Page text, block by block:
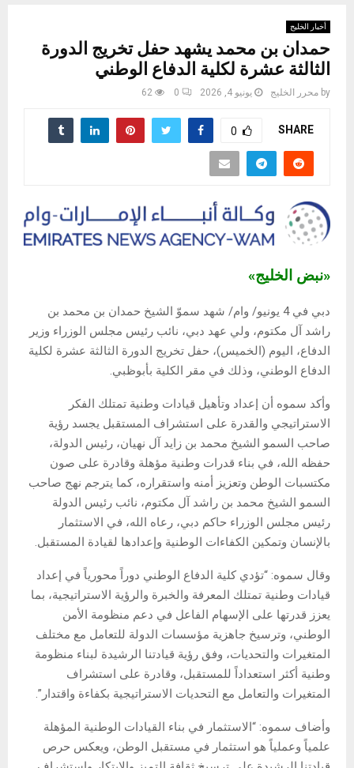
أخبار الخليج
حمدان بن محمد يشهد حفل تخريج الدورة
الثالثة عشرة لكلية الدفاع الوطني
by محرر الخليج يونيو 4, 2026 0
62
SHARE
0
«نبض الخليج»
دبي في 4 يونيو/ وام/ شهد سموّ الشيخ حمدان بن محمد بن
راشد آل مكتوم، ولي عهد دبي، نائب رئيس مجلس الوزراء وزير
الدفاع، اليوم (الخميس)، حفل تخريج الدورة الثالثة عشرة لكلية
الدفاع الوطني، وذلك في مقر الكلية بأبوظبي.
وأكد سموه أن إعداد وتأهيل قيادات وطنية تمتلك الفكر
الاستراتيجي والقدرة على استشراف المستقبل يجسد رؤية
صاحب السمو الشيخ محمد بن زايد آل نهيان، رئيس الدولة،
حفظه الله، في بناء قدرات وطنية مؤهلة وقادرة على صون
مكتسبات الوطن وتعزيز أمنه واستقراره، كما يترجم نهج صاحب
السمو الشيخ محمد بن راشد آل مكتوم، نائب رئيس الدولة
رئيس مجلس الوزراء حاكم دبي، رعاه الله، في الاستثمار
بالإنسان وتمكين الكفاءات الوطنية وإعدادها لقيادة المستقبل.
وقال سموه: “تؤدي كلية الدفاع الوطني دوراً محورياً في إعداد
قيادات وطنية تمتلك المعرفة والخبرة والرؤية الاستراتيجية، بما
يعزز قدرتها على الإسهام الفاعل في دعم منظومة الأمن
الوطني، وترسيخ جاهزية مؤسسات الدولة للتعامل مع مختلف
المتغيرات والتحديات، وفق رؤية قيادتنا الرشيدة لبناء منظومة
وطنية أكثر استعداداً للمستقبل، وقادرة على استشراف
المتغيرات والتعامل مع التحديات الاستراتيجية بكفاءة واقتدار”.
وأضاف سموه: “الاستثمار في بناء القيادات الوطنية المؤهلة
علمياً وعملياً هو استثمار في مستقبل الوطن، ويعكس حرص